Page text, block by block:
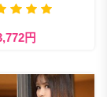
円